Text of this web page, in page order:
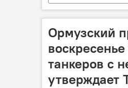
Ормузский
танкеров с
утверждает